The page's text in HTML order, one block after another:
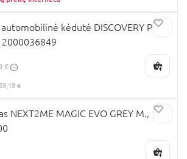
kėdutė DISCOVERY PLUS
€
€
NEXT2ME MAGIC EVO GREY M.,